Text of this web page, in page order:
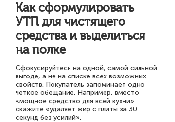
Как сформулировать
УТП для чистящего
средства и выделиться
на полке
Сфокусируйтесь на одной, самой сильной
выгоде, а не на списке всех возможных
свойств. Покупатель запоминает одно
четкое обещание. Например, вместо
«мощное средство для всей кухни»
скажите «удаляет жир с плиты за 30
секунд без усилий».